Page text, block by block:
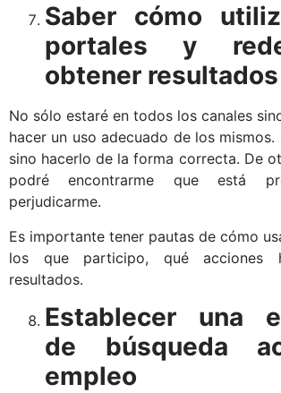
Saber cómo
portales y
obtener resultados
No sólo estaré en todos los canales
hacer un uso adecuado de los
sino hacerlo de la forma correcta. De
podré encontrarme que está
perjudicarme.
Es importante tener pautas de cómo
los que participo, qué acciones
resultados.
Establecer una
de búsqueda
empleo